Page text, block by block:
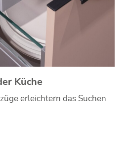
Küche
erleichtern das Suchen